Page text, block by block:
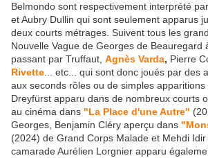
Belmondo sont respectivement interprété
et Aubry Dullin qui sont seulement apparus
deux courts métrages. Suivent tous les
Nouvelle Vague de Georges de Beauregard
passant par Truffaut, Agnès Varda, Pierre
Rivette ... etc... qui sont donc joués par des
aux seconds rôles ou de simples apparitions
Dreyfürst apparu dans de nombreux courts
au cinéma dans "La Place d'une Autre"
Georges, Benjamin Cléry aperçu dans
(2024) de Grand Corps Malade et Mehdi
camarade Aurélien Lorgnier apparu